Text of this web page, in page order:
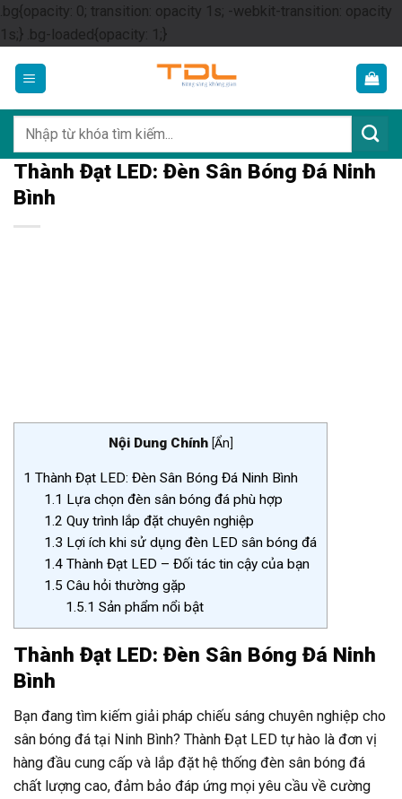
.bg{opacity: 0; transition: opacity 1s; -webkit-transition: opacity
1s;} .bg-loaded{opacity: 1;}Skip
content
kiếm:
Thành Đạt LED: Đèn Sân Bóng Đá Ninh
Bình
Nội Dung Chính [Ẩn]
1 Thành Đạt LED: Đèn Sân Bóng Đá Ninh Bình
1.1 Lựa chọn đèn sân bóng đá phù hợp
1.2 Quy trình lắp đặt chuyên nghiệp
1.3 Lợi ích khi sử dụng đèn LED sân bóng đá
1.4 Thành Đạt LED – Đối tác tin cậy của bạn
1.5 Câu hỏi thường gặp
1.5.1 Sản phẩm nổi bật
Thành Đạt LED: Đèn Sân Bóng Đá Ninh
Bình
Bạn đang tìm kiếm giải pháp chiếu sáng chuyên nghiệp cho
sân bóng đá tại Ninh Bình? Thành Đạt LED tự hào là đơn vị
hàng đầu cung cấp và lắp đặt hệ thống đèn sân bóng đá
chất lượng cao, đảm bảo đáp ứng mọi yêu cầu về cường